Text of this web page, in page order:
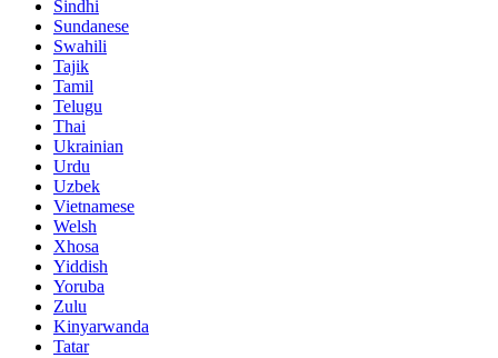
Sindhi
Sundanese
Swahili
Tajik
Tamil
Telugu
Thai
Ukrainian
Urdu
Uzbek
Vietnamese
Welsh
Xhosa
Yiddish
Yoruba
Zulu
Kinyarwanda
Tatar